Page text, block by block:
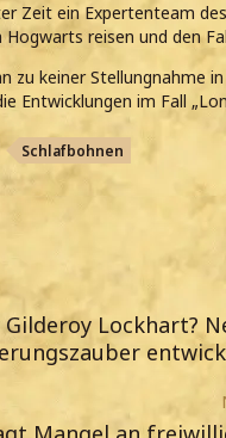
Zeit ein Expertenteam
reisen und den
zu keiner Stellungnahme
Entwicklungen im Fall
Schlafbohnen
Lockhart?